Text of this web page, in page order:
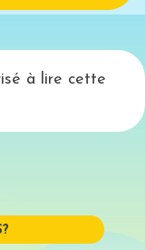
de passe
Mémoriser
à lire cette